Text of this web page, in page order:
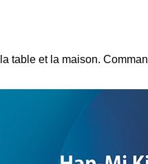
table et la maison.